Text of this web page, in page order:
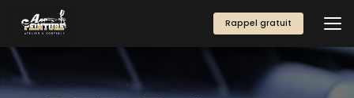
contenu
principal
Rappel gratuit